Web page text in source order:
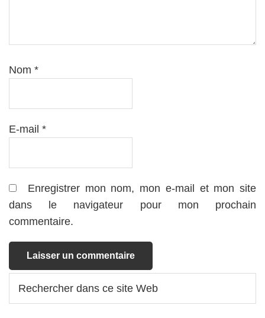
Nom *
E-mail *
Enregistrer mon nom, mon e-mail et mon site
dans le navigateur pour mon prochain
commentaire.
Barre
latérale
dans